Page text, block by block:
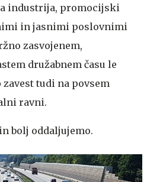
industrija, promocijski
in jasnimi poslovnimi
zasvojenem,
družabnem času le
tudi na povsem
ravni.
bolj oddaljujemo.